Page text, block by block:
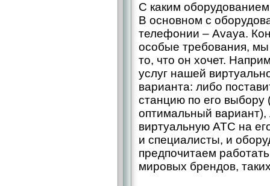
С каким
В основном с
телефонии – Avaya.
особые требования,
то, что он хочет.
услуг нашей
варианта: либо
станцию по его выбору
оптимальный
виртуальную АТС на
и специалисты, и
предпочитаем
мировых брендов,